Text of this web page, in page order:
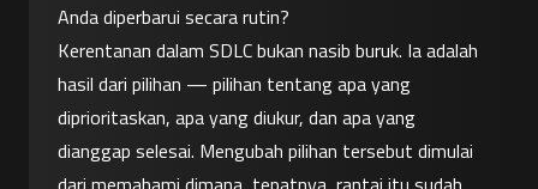
Anda diperbarui secara rutin?
Kerentanan dalam SDLC bukan nasib buruk. Ia adalah
hasil dari pilihan — pilihan tentang apa yang
diprioritaskan, apa yang diukur, dan apa yang
dianggap selesai. Mengubah pilihan tersebut dimulai